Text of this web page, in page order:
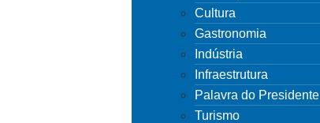
Cultura
Gastronomia
Indústria
Infraestrutura
Palavra do Presidente
Turismo